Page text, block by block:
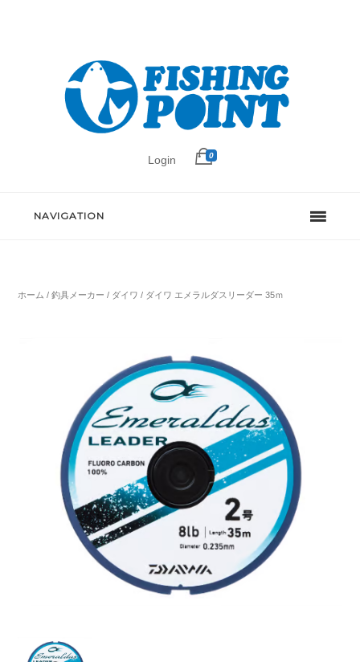
Login 0
NAVIGATION
ホーム /釣具メーカー / ダイワ / ダイワ エメラルダスリーダー 35ｍ